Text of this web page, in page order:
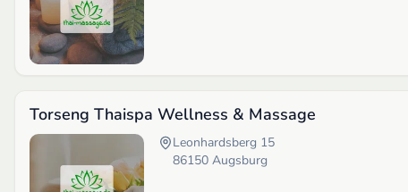
Torseng Thaispa Wellness & Massage
Leonhardsberg 15
86150 Augsburg